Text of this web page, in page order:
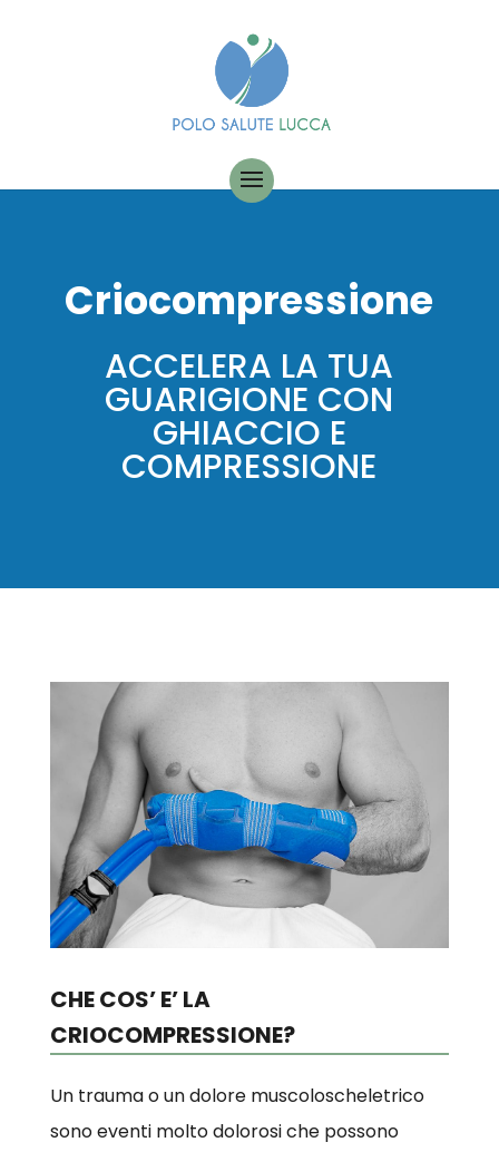
Criocompressione
ACCELERA LA TUA
GUARIGIONE CON
GHIACCIO E
COMPRESSIONE
CHE COS’ E’ LA
CRIOCOMPRESSIONE?
Un trauma o un dolore muscoloscheletrico
sono eventi molto dolorosi che possono